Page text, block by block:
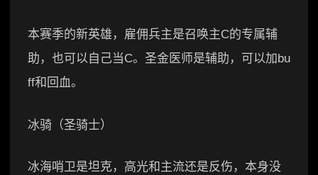
本赛季的新英雄，雇佣兵主是召唤主C的专属辅
助，也可以自己当C。圣金医师是辅助，可以加bu
ff和回血。
冰骑（圣骑士）
冰海哨卫是坦克，高光和主流还是反伤，本身没